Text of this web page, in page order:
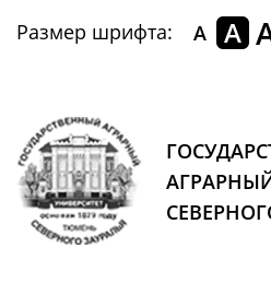
Размер шрифта: A A